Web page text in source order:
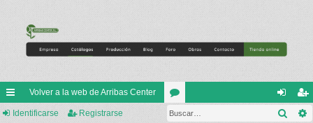
nl
Volver a la web de Arribas Center
or de eg
Identificarse Registrarse